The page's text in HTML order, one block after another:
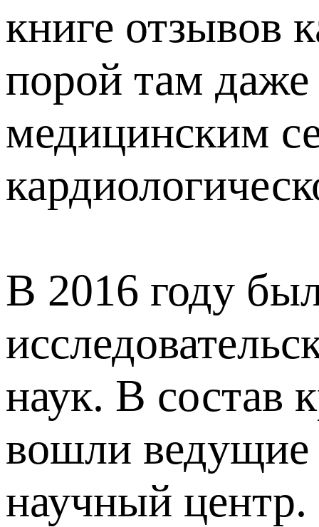
книге отзывов
порой там
медицинским
В 2016 году
наук. В состав
вошли
научный